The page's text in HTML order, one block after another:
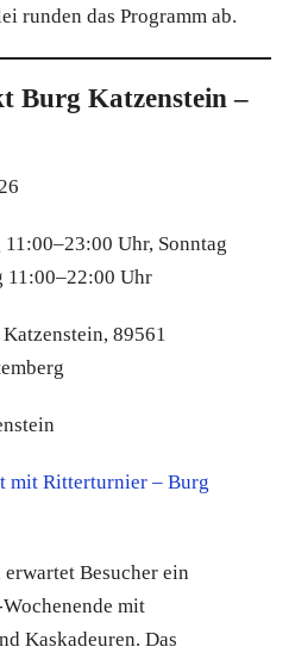
runden das Programm ab.
Burg Katzenstein –
11:00–23:00 Uhr, Sonntag
11:00–22:00 Uhr
89561
mit Ritterturnier – Burg
Besucher ein
mit
Kaskadeuren. Das